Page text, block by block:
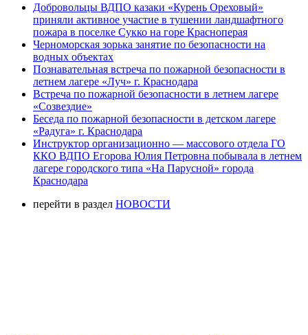
Добровольцы ВДПО казаки «Курень Ореховый»
приняли активное участие в тушении ландшафтного
пожара в поселке Сукко на горе Красноперая
Черноморская зорька занятие по безопасности на
водных объектах
Познавательная встреча по пожарной безопасности в
летнем лагере «Луч» г. Краснодара
Встреча по пожарной безопасности в летнем лагере
«Созвездие»
Беседа по пожарной безопасности в детском лагере
«Радуга» г. Краснодара
Инструктор организационно — массового отдела ГО
ККО ВДПО Егорова Юлия Петровна побывала в летнем
лагере городского типа «На Парусной» города
Краснодара
перейти в раздел НОВОСТИ